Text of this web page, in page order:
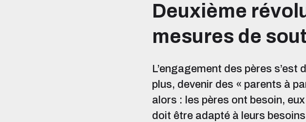
Deuxième
mesures de
L’engagement des pères
plus, devenir des « parents à
alors : les pères ont besoin,
doit être adapté à leurs